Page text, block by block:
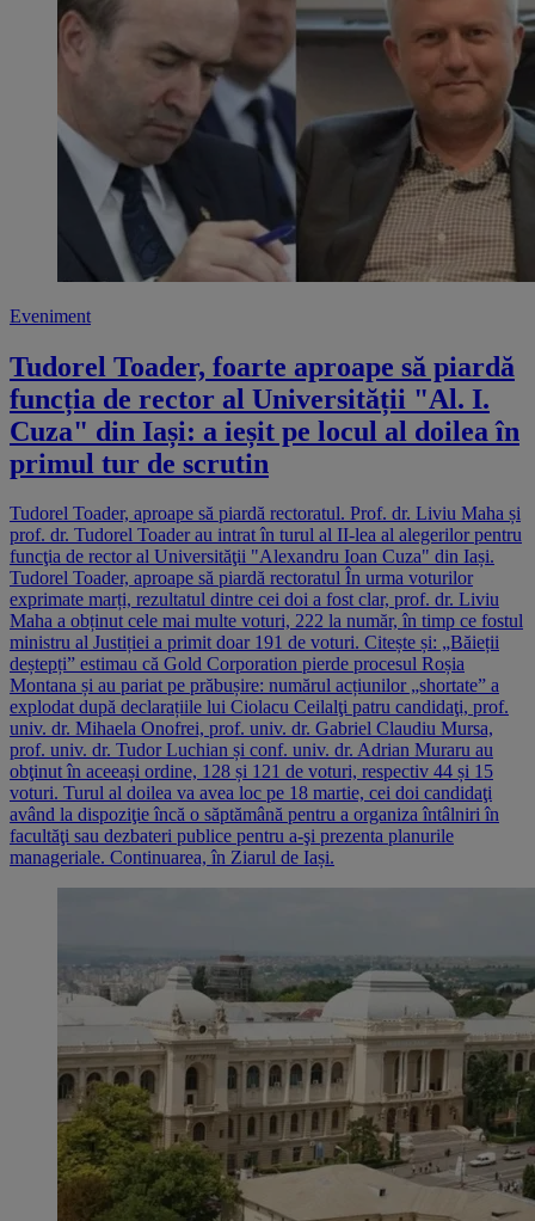
Eveniment
Tudorel Toader, foarte aproape să piardă
funcția de rector al Universității "Al. I.
Cuza" din Iași: a ieșit pe locul al doilea în
primul tur de scrutin
Tudorel Toader, aproape să piardă rectoratul. Prof. dr. Liviu Maha și
prof. dr. Tudorel Toader au intrat în turul al II-lea al alegerilor pentru
funcţia de rector al Universităţii "Alexandru Ioan Cuza" din Iași.
Tudorel Toader, aproape să piardă rectoratul În urma voturilor
exprimate marți, rezultatul dintre cei doi a fost clar, prof. dr. Liviu
Maha a obținut cele mai multe voturi, 222 la număr, în timp ce fostul
ministru al Justiției a primit doar 191 de voturi. Citește și: „Băieții
deștepți” estimau că Gold Corporation pierde procesul Roșia
Montana și au pariat pe prăbușire: numărul acțiunilor „shortate” a
explodat după declarațiile lui Ciolacu Ceilalţi patru candidaţi, prof.
univ. dr. Mihaela Onofrei, prof. univ. dr. Gabriel Claudiu Mursa,
prof. univ. dr. Tudor Luchian și conf. univ. dr. Adrian Muraru au
obţinut în aceeași ordine, 128 și 121 de voturi, respectiv 44 și 15
voturi. Turul al doilea va avea loc pe 18 martie, cei doi candidaţi
având la dispoziţie încă o săptămână pentru a organiza întâlniri în
facultăţi sau dezbateri publice pentru a-şi prezenta planurile
manageriale. Continuarea, în Ziarul de Iași.